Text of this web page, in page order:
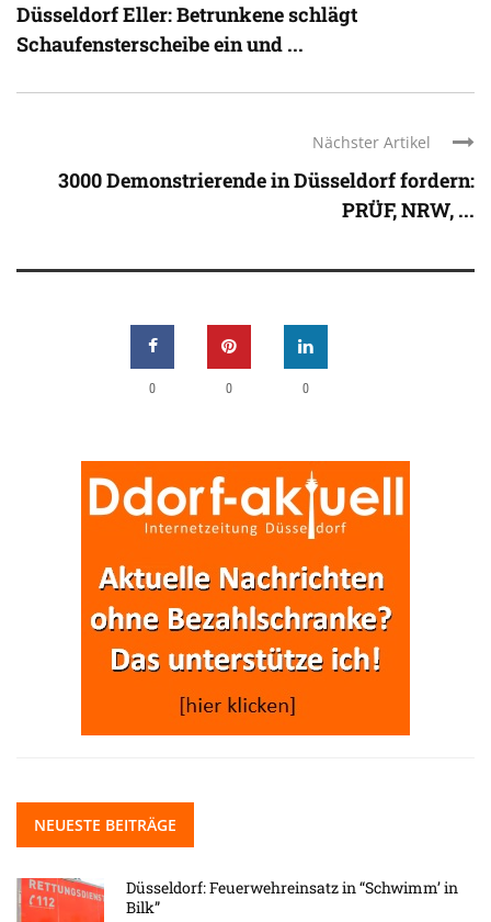
Düsseldorf Eller: Betrunkene schlägt
Schaufensterscheibe ein und ...
Nächster Artikel
3000 Demonstrierende in Düsseldorf fordern:
PRÜF, NRW, ...
0 0 0
NEUESTE BEITRÄGE
Düsseldorf: Feuerwehreinsatz in “Schwimm’ in
Bilk”